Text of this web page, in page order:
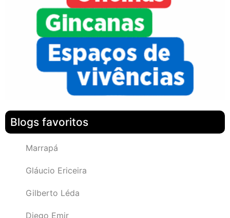
Blogs favoritos
Marrapá
Gláucio Ericeira
Gilberto Léda
Diego Emir